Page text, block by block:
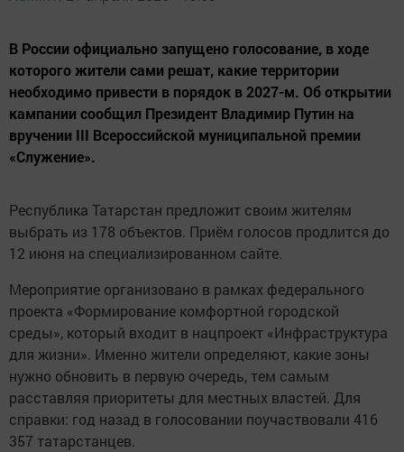
В России официально запущено голосование, в ходе
которого жители сами решат, какие территории
необходимо привести в порядок в 2027-м. Об открытии
кампании сообщил Президент Владимир Путин на
вручении III Всероссийской муниципальной премии
«Служение».
Республика Татарстан предложит своим жителям
выбрать из 178 объектов. Приём голосов продлится до
12 июня на специализированном сайте.
Мероприятие организовано в рамках федерального
проекта «Формирование комфортной городской
среды», который входит в нацпроект «Инфраструктура
для жизни». Именно жители определяют, какие зоны
нужно обновить в первую очередь, тем самым
расставляя приоритеты для местных властей. Для
справки: год назад в голосовании поучаствовали 416
357 татарстанцев.